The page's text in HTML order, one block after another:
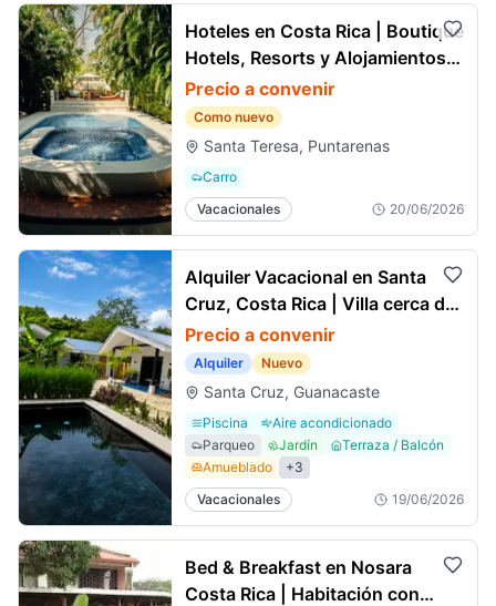
Hoteles en Costa Rica | Boutique
Hotels, Resorts y Alojamientos
con Encanto
Precio a convenir
Como nuevo
Santa Teresa, Puntarenas
Carro
Vacacionales
20/06/2026
Alquiler Vacacional en Santa
Cruz, Costa Rica | Villa cerca de
Tamarindo
Precio a convenir
Alquiler Nuevo
Santa Cruz, Guanacaste
Piscina
Aire acondicionado
Parqueo
Jardín
Terraza / Balcón
Amueblado
+3
Vacacionales
19/06/2026
Bed & Breakfast en Nosara
Costa Rica | Habitación con